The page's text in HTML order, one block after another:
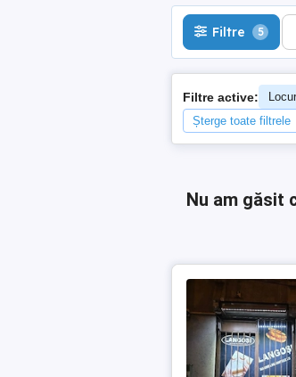
Filtre 5
Filtre active:
Șterge toate filtrele
Nu am găsit